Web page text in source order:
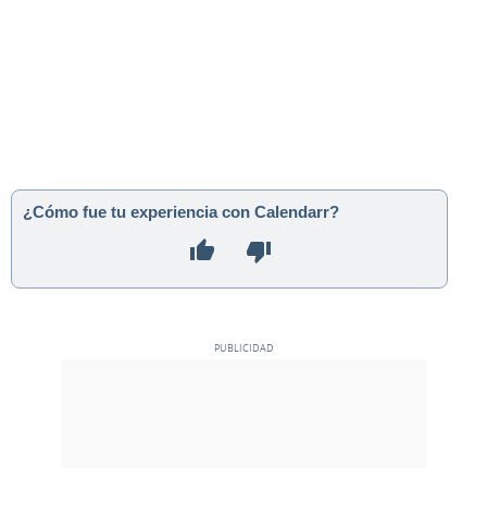
¿Cómo fue tu experiencia con Calendarr?